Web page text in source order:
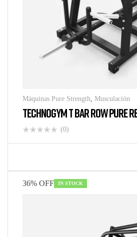
Máquinas Pure Strength Musculación
TECHNOGYM T BAR ROW PURE
(0)
36% OFF IN STOCK